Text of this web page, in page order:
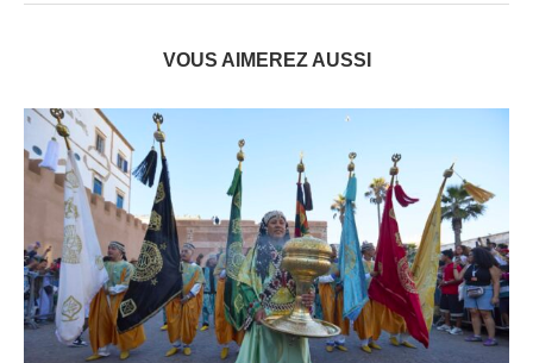
VOUS AIMEREZ AUSSI